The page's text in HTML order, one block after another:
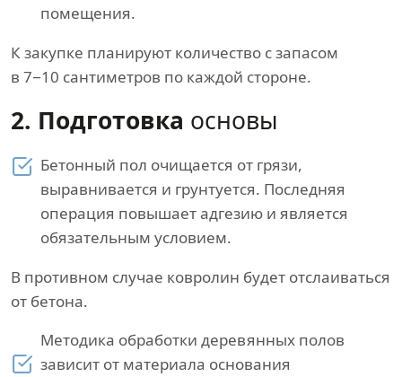
помещения.
К закупке планируют количество с запасом
в 7−10 сантиметров по каждой стороне.
2. Подготовка основы
Бетонный пол очищается от грязи,
выравнивается и грунтуется. Последняя
операция повышает адгезию и является
обязательным условием.
В противном случае ковролин будет отслаиваться
от бетона.
Методика обработки деревянных полов
зависит от материала основания